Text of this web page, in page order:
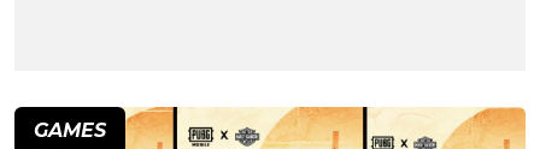
GAMES